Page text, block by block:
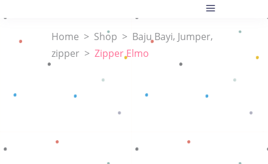
Home > Shop > Baju Bayi, Jumper,
zipper > Zipper Elmo